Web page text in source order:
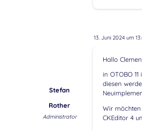
13. Juni 2024 um
Stefan
Rother
Administrator
Hallo
in OTOBO
diesen
Wir
CKEditor 4